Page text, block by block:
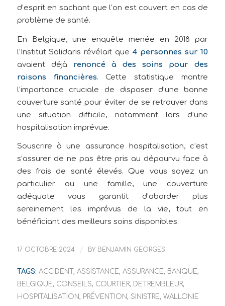
d’esprit en sachant que l’on est couvert en cas de
problème de santé.
En Belgique, une enquête menée en 2018 par
l’Institut Solidaris révélait que 4 personnes sur 10
avaient déjà renoncé à des soins pour des
raisons financières. Cette statistique montre
l’importance cruciale de disposer d’une bonne
couverture santé pour éviter de se retrouver dans
une situation difficile, notamment lors d’une
hospitalisation imprévue.
Souscrire à une assurance hospitalisation, c’est
s’assurer de ne pas être pris au dépourvu face à
des frais de santé élevés. Que vous soyez un
particulier ou une famille, une couverture
adéquate vous garantit d’aborder plus
sereinement les imprévus de la vie, tout en
bénéficiant des meilleurs soins disponibles.
17 OCTOBRE 2024 / BY BENJAMIN GEORGES
TAGS: ACCIDENT , ASSISTANCE, ASSURANCE, BANQUE,
BELGIQUE, CONSEILS, COURTIER, DETREMBLEUR,
HOSPITALISATION, PRÉVENTION, SINISTRE, WALLONIE